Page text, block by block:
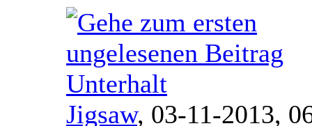
Unterhalt
Jigsaw, 03-11-2013,